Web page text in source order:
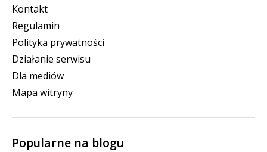
Kontakt
Regulamin
Polityka prywatności
Działanie serwisu
Dla mediów
Mapa witryny
Popularne na blogu